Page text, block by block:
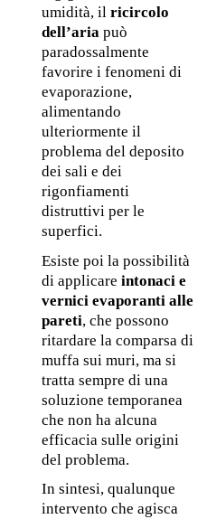
umidità, il ricircolo
dell’aria può
paradossalmente
favorire i fenomeni di
evaporazione,
alimentando
ulteriormente il
problema del deposito
dei sali e dei
rigonfiamenti
distruttivi per le
superfici.
Esiste poi la possibilità
di applicare intonaci e
vernici evaporanti alle
pareti, che possono
ritardare la comparsa di
muffa sui muri, ma si
tratta sempre di una
soluzione temporanea
che non ha alcuna
efficacia sulle origini
del problema.
In sintesi, qualunque
intervento che agisca